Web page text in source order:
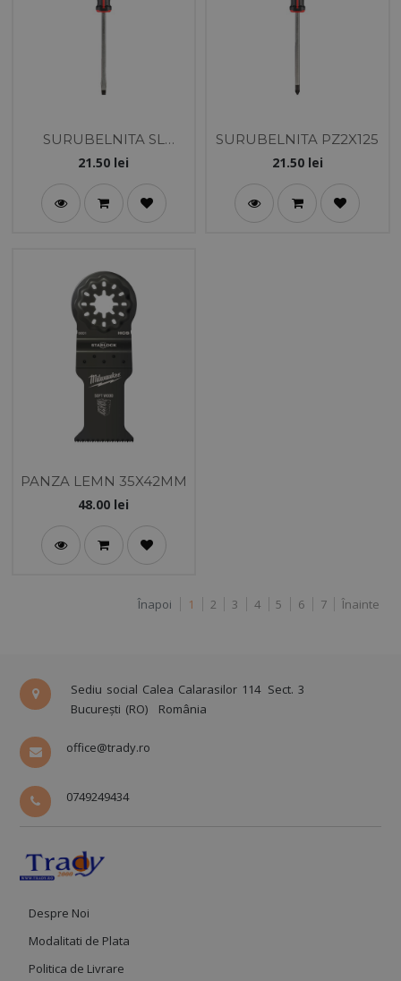
SURUBELNITA SL
1.0X5.5X125
21.50 lei
SURUBELNITA PZ2X125
21.50lei
PANZA LEMN 35X42MM
48.00 lei
Înapoi 1 2 3 4 5 6 7 Înainte
Sediu social Calea Calarasilor 114 Sect. 3
București (RO)
România
office@trady.ro
0749249434
Despre Noi
Modalitati de Plata
Politica de Livrare